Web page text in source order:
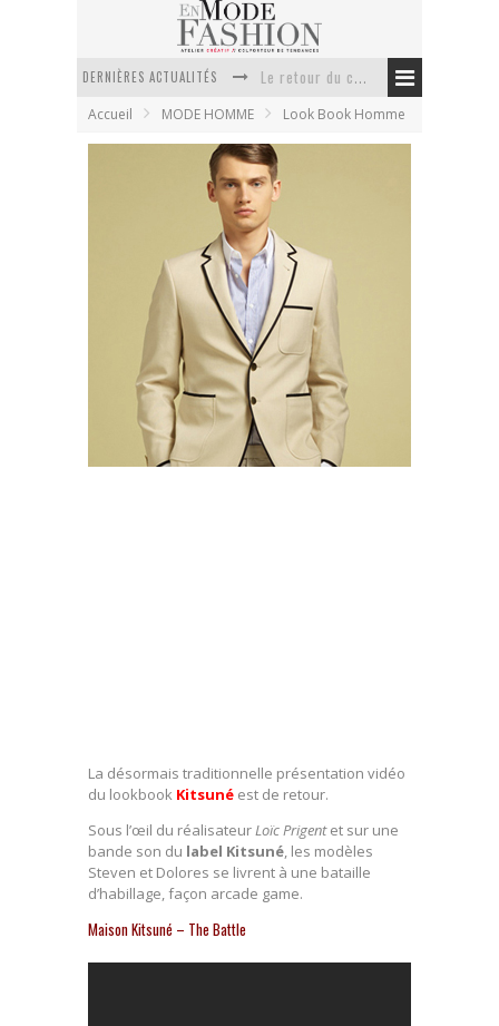
DERNIÈRES ACTUALITÉS
Doudoune pour femme : choisir la pièce idéale entre style, chaleur et durabilité
La trousse de toilette : l’accessoire indispensable de voyage
Accueil MODE HOMME Look Book Homme
Kitsuné printemps été 2012
En Mode Fashion
9 décembre 2011
Look Book Homme
1 Commentaire
La désormais traditionnelle présentation vidéo
du lookbook Kitsuné est de retour.
Sous l’œil du réalisateurLoïc Prigentet sur une
bande son du label Kitsuné, les modèles
Steven et Dolores se livrent à une bataille
d’habillage, façon arcade game.
Maison Kitsuné – The Battle